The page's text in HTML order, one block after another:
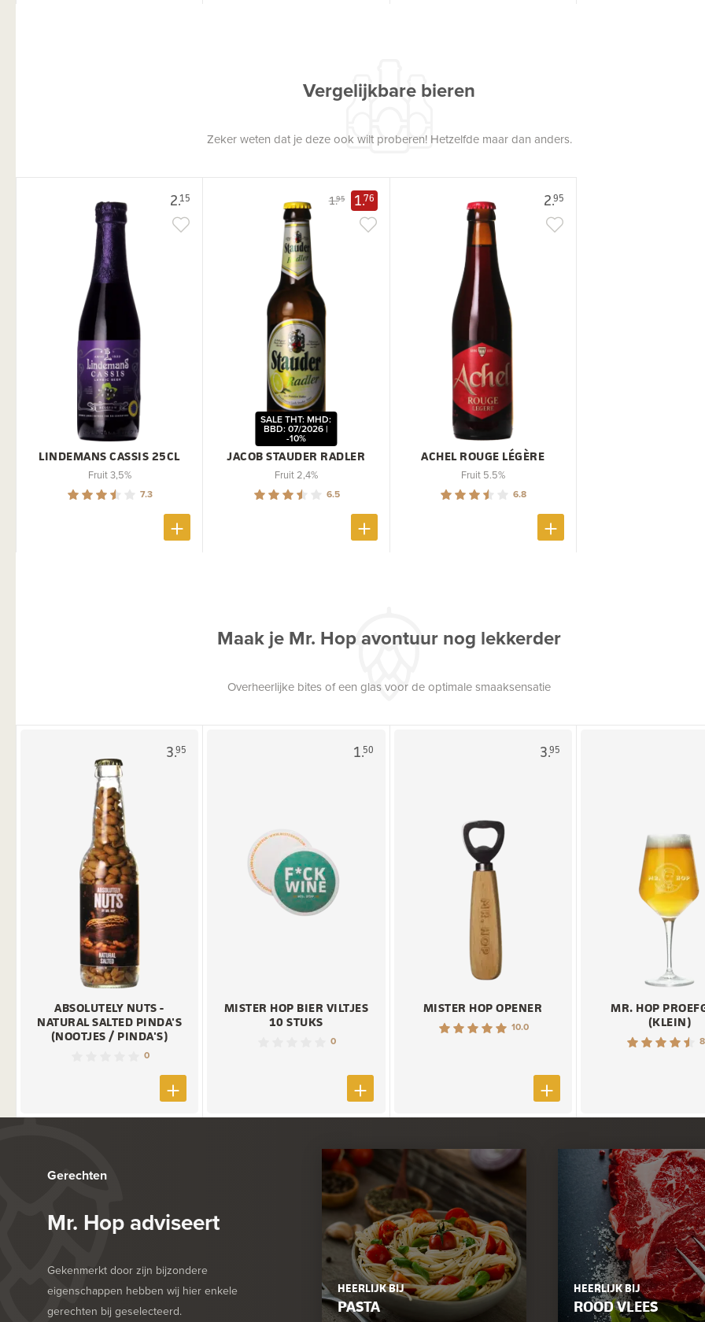
Vergelijkbare bieren
Zeker weten dat je deze ook wilt proberen! Hetzelfde maar dan anders.
2.15
LINDEMANS CASSIS 25CL
Fruit 3,5%
7.3
1.95 1.76
JACOB STAUDER RADLER
SALE THT: MHD:
BBD: 07/2026 |
-10%
Fruit 2,4%
6.5
2.95
ACHEL ROUGE LÉGÈRE
Fruit 5.5%
6.8
Maak je Mr. Hop avontuur nog lekkerder
Overheerlijke bites of een glas voor de optimale smaaksensatie
3.95
ABSOLUTELY NUTS -
NATURAL SALTED PINDA'S
(NOOTJES / PINDA'S)
0
1.50
MISTER HOP BIER VILTJES
10 STUKS
0
3.95
MISTER HOP OPENER
10.0
MR. HOP
(KLEIN)
Gerechten
Mr. Hop adviseert
Gekenmerkt door zijn bijzondere
eigenschappen hebben wij hier enkele
gerechten bij geselecteerd.
HEERLIJK BIJ
PASTA
HEERLIJK BIJ
ROOD VLEES